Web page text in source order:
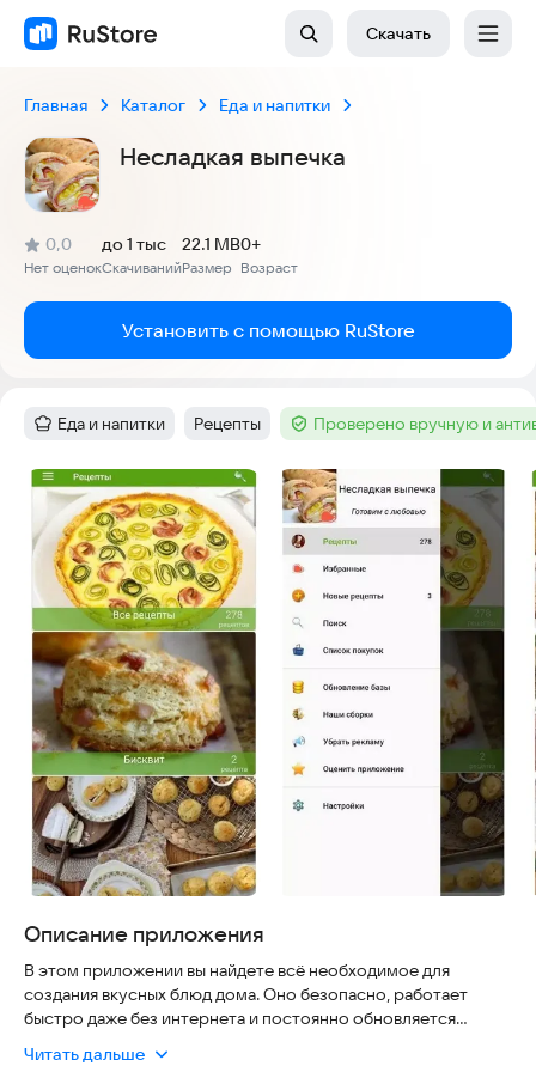
Скачать
Главная Каталог Еда и напитки
Несладкая выпечка
Рейтинг:
0,0
(
Нет оценок
)
Скачиваний
до 1 тыс
Размер
22.1 MB
Возраст
0+
Установить с помощью RuStore
Категория:
Еда и напитки Тег:
Рецепты Тег :Проверено вручную и
Скриншоты
Описание приложения
В этом приложении вы найдете всё необходимое для
создания вкусных блюд дома. Оно безопасно, работает
быстро даже без интернета и постоянно обновляется
Читать дальше